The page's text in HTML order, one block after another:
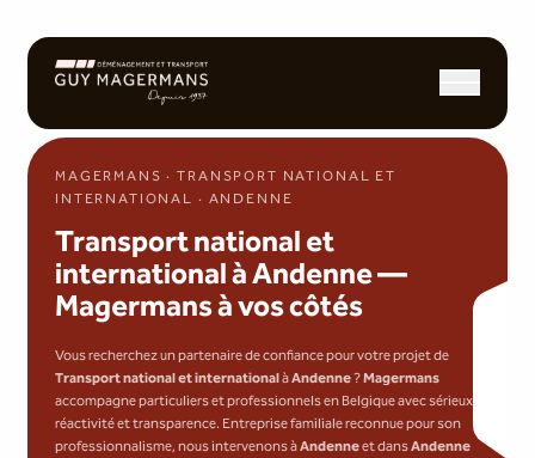
MAGERMANS · TRANSPORT NATIONAL ET
INTERNATIONAL · ANDENNE
Transport national et
international à Andenne —
Magermans à vos côtés
Vous recherchez un partenaire de confiance pour votre projet de
Transport national et internationalàAndenne ?Magermans
accompagne particuliers et professionnels en Belgique avec sérieux,
réactivité et transparence. Entreprise familiale reconnue pour son
professionnalisme, nous intervenons àAndenneet dansAndenne